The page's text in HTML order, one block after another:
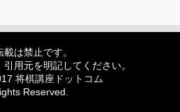
載は禁止です。
用元を明記してください。
将棋講座ドットコム
Reserved.